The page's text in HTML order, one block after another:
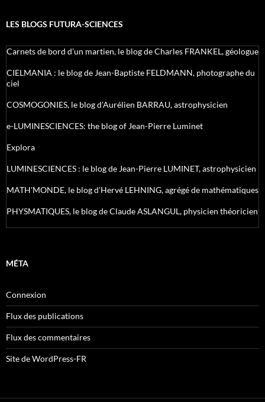
LES BLOGS FUTURA-SCIENCES
Carnets de bord d’un martien, le blog de Charles FRANKEL, géologue
CIELMANIA : le blog de Jean-Baptiste FELDMANN, photographe du
ciel
COSMOGONIES, le blog d'Aurélien BARRAU, astrophysicien
e-LUMINESCIENCES: the blog of Jean-Pierre Luminet
Explora
LUMINESCIENCES : le blog de Jean-Pierre LUMINET, astrophysicien
MATH'MONDE, le blog d'Hervé LEHNING, agrégé de mathématiques
PHYSMATIQUES, le blog de Claude ASLANGUL, physicien théoricien
MÉTA
Connexion
Flux des publications
Flux des commentaires
Site de WordPress-FR